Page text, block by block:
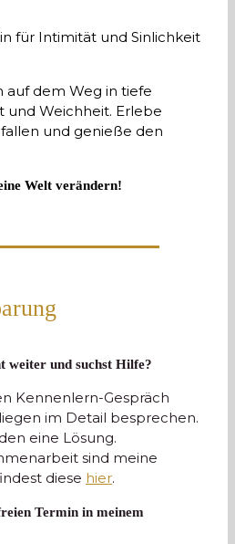
für Intimität und Sinlichkeit
auf dem Weg in tiefe
und Weichheit. Erlebe
und genieße den
Welt verändern!
weiter und suchst Hilfe?
Kennenlern-Gespräch
im Detail besprechen.
eine Lösung.
sind meine
diese hier.
Termin in meinem